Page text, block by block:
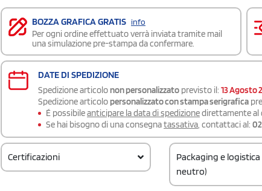
BOZZA GRAFICA GRATIS info
Per ogni ordine effettuato verrà inviata tramite mail
una simulazione pre-stampa da confermare.
DATE DI SPEDIZIONE
Spedizione articolo non personalizzato previsto il: 13 Agosto
Spedizione articolo personalizzato con stampa serigrafica
É possibileanticipare la data di spedizionedirettamente al
Se hai bisogno di una consegnatassativa , contattaci al:
Certificazioni
Packaging e
neutro)